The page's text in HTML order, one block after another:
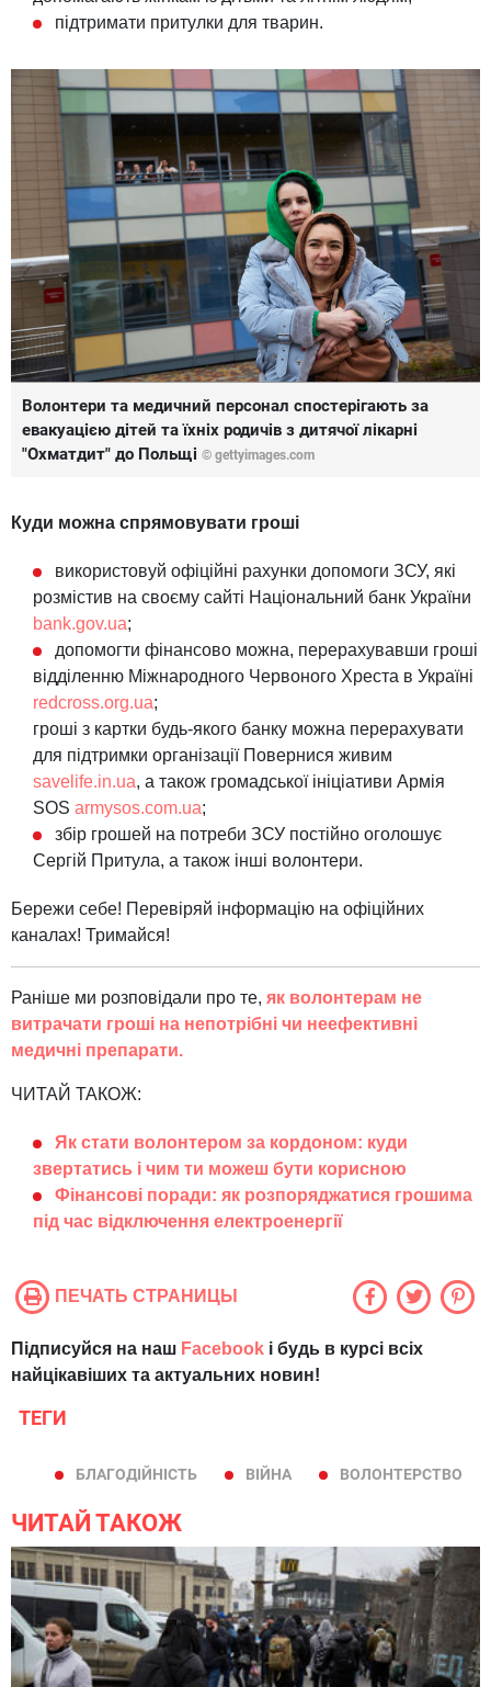
підтримати притулки для тварин.
Волонтери та медичний персонал спостерігають за
евакуацією дітей та їхніх родичів з дитячої лікарні
"Охматдит" до Польщі © gettyimages.com
Куди можна спрямовувати гроші
використовуй офіційні рахунки допомоги ЗСУ, які
розмістив на своєму сайті Національний банк України
bank.gov.ua;
допомогти фінансово можна, перерахувавши гроші
відділенню Міжнародного Червоного Хреста в Україні
redcross.org.ua;
гроші з картки будь-якого банку можна перерахувати
для підтримки організації Повернися живим
savelife.in.ua, а також громадської ініціативи Армія
SOS armysos.com.ua;
збір грошей на потреби ЗСУ постійно оголошує
Сергій Притула, а також інші волонтери.
Бережи себе! Перевіряй інформацію на офіційних
каналах! Тримайся!
Раніше ми розповідали про те, як волонтерам не
витрачати гроші на непотрібні чи неефективні
медичні препарати.
ЧИТАЙ ТАКОЖ:
Як стати волонтером за кордоном: куди
звертатись і чим ти можеш бути корисною
Фінансові поради: як розпоряджатися грошима
під час відключення електроенергії
ПЕЧАТЬ СТРАНИЦЫ
Підписуйся на наш Facebook і будь в курсі всіх
найцікавіших та актуальних новин!
ТЕГИ
БЛАГОДІЙНІСТЬ ВІЙНА ВОЛОНТЕРСТВО
ЧИТАЙ ТАКОЖ